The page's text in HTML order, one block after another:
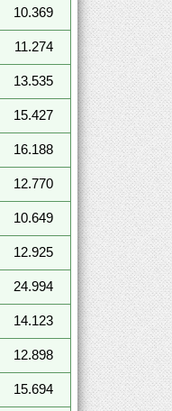
10.369
11.274
13.535
15.427
16.188
12.770
10.649
12.925
24.994
14.123
12.898
15.694